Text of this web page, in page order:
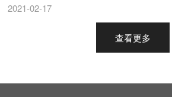
2021-02-17
查看更多